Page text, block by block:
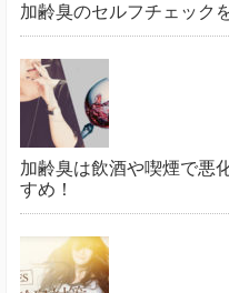
加齢臭のセルフチェック
加齢臭は飲酒や喫煙で悪
すめ！